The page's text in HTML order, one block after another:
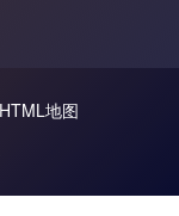
HTML地图